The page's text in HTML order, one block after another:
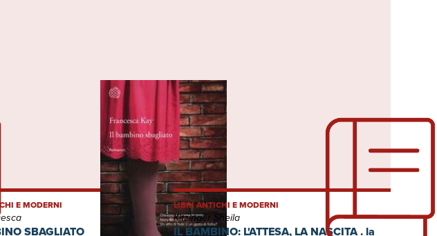
SBAGLIATO
E MODERNI
IL BAMBINO: L'ATTESA, LA NASCITA . la
LIBRI ANTICHI E MODERNI
Kitzinger Sheila